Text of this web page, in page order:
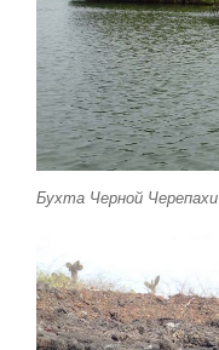
Бухта Черной Черепахи